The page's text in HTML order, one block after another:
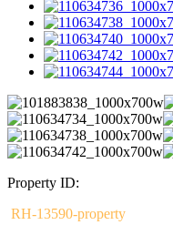
Property ID:
RH-13590-property